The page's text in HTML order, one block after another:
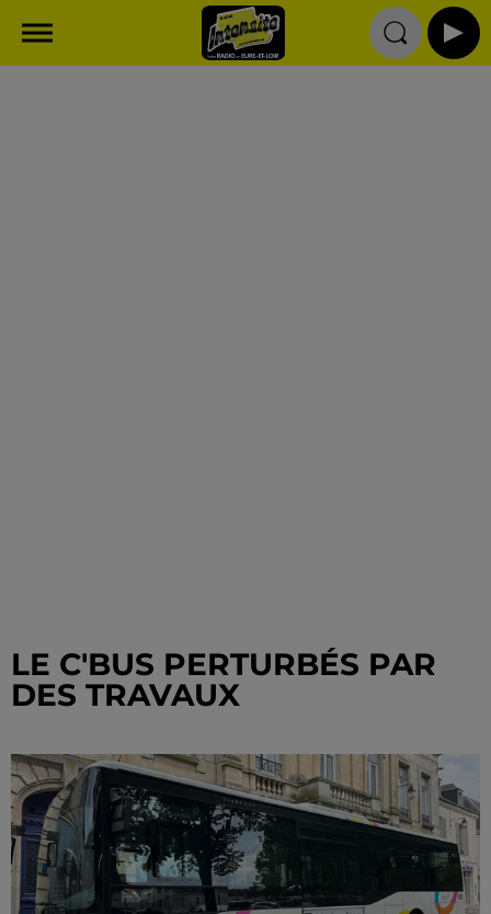
LE C'BUS PERTURBÉS PAR
DES TRAVAUX